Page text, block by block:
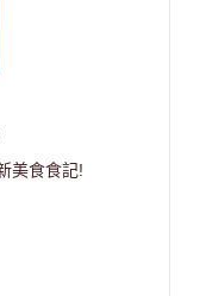
美食食記!